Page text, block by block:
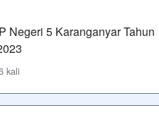
Negeri 5 Karanganyar Tahun
kali